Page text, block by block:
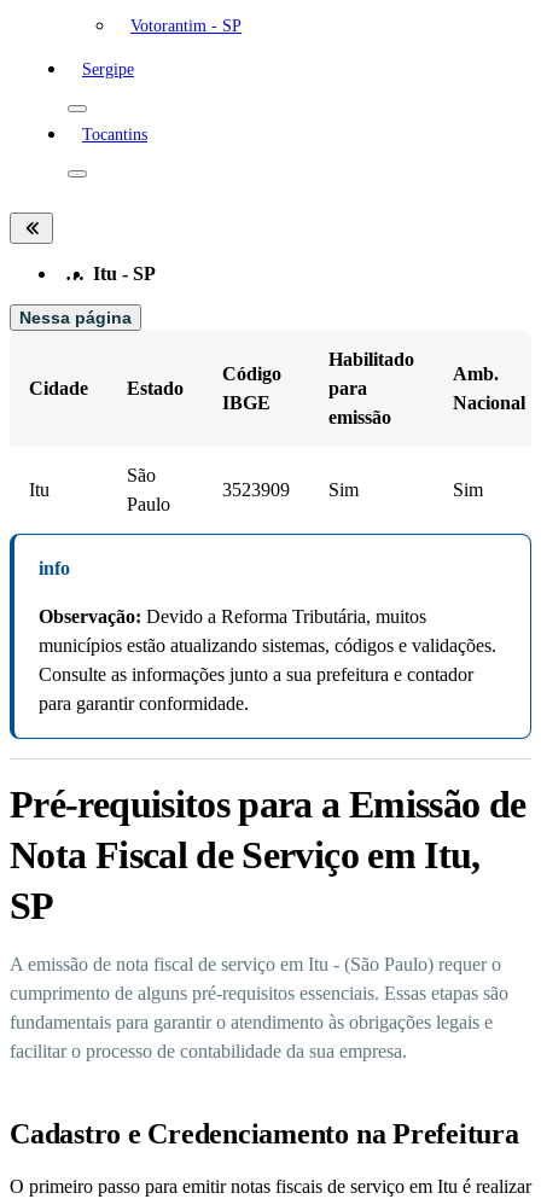
Votorantim - SP
Sergipe
Tocantins
… Itu - SP
Nessa página
Cidade Estado
Código
IBGE
Habilitado
para
emissão
Amb.
Nacional
Itu
São
Paulo
3523909 Sim Sim
info
Observação: Devido a Reforma Tributária, muitos
municípios estão atualizando sistemas, códigos e validações.
Consulte as informações junto a sua prefeitura e contador
para garantir conformidade.
Pré-requisitos para a Emissão de
Nota Fiscal de Serviço em Itu,
SP
A emissão de nota fiscal de serviço em Itu - (São Paulo) requer o
cumprimento de alguns pré-requisitos essenciais. Essas etapas são
fundamentais para garantir o atendimento às obrigações legais e
facilitar o processo de contabilidade da sua empresa.
Cadastro e Credenciamento na Prefeitura
O primeiro passo para emitir notas fiscais de serviço em Itu é realizar